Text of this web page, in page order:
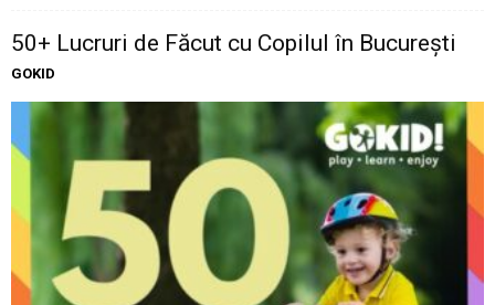
50+ Lucruri de Făcut cu Copilul în București
GOKID